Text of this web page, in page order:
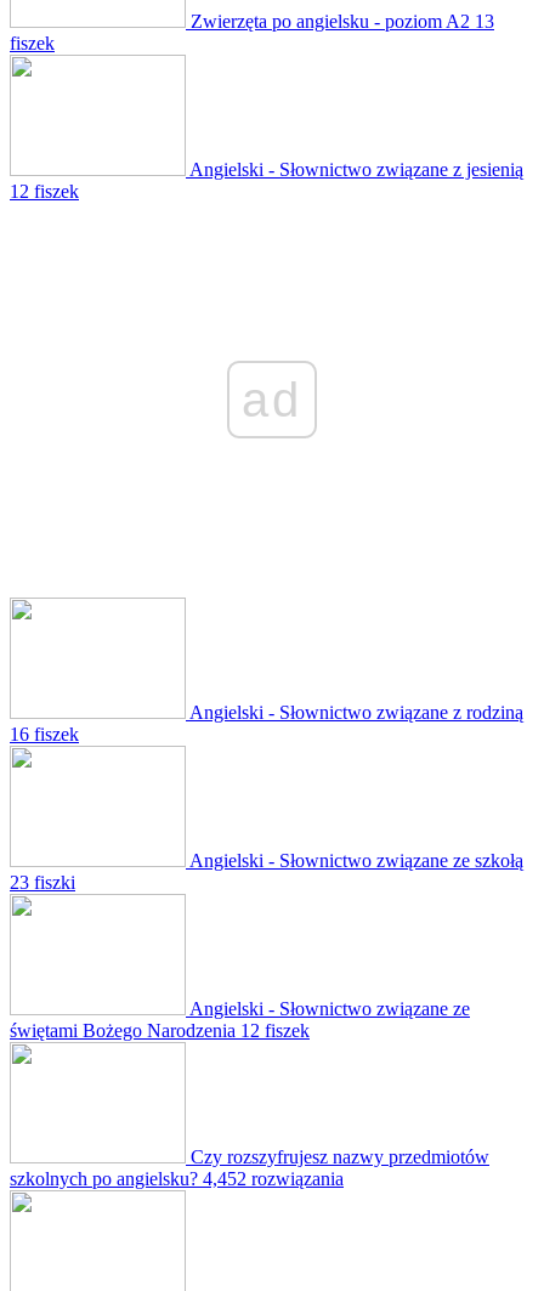
Zwierzęta po angielsku - poziom A2 13
fiszek
Angielski - Słownictwo związane z jesienią
12 fiszek
ad
Angielski - Słownictwo związane z rodziną
16 fiszek
Angielski - Słownictwo związane ze szkołą
23 fiszki
Angielski - Słownictwo związane ze
świętami Bożego Narodzenia 12 fiszek
Czy rozszyfrujesz nazwy przedmiotów
szkolnych po angielsku? 4,452 rozwiązania